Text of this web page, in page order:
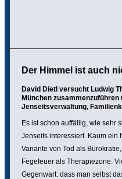
Der Himmel ist auch
David Dietl versucht Ludwig
München
Jenseitsverwaltung,
Es ist schon auffällig, wie sehr
Jenseits inter­es­siert. Kaum ein
Variante von Tod als
Fegefeuer als Thera­pie­zone.
Gegenwart: dass man selbst